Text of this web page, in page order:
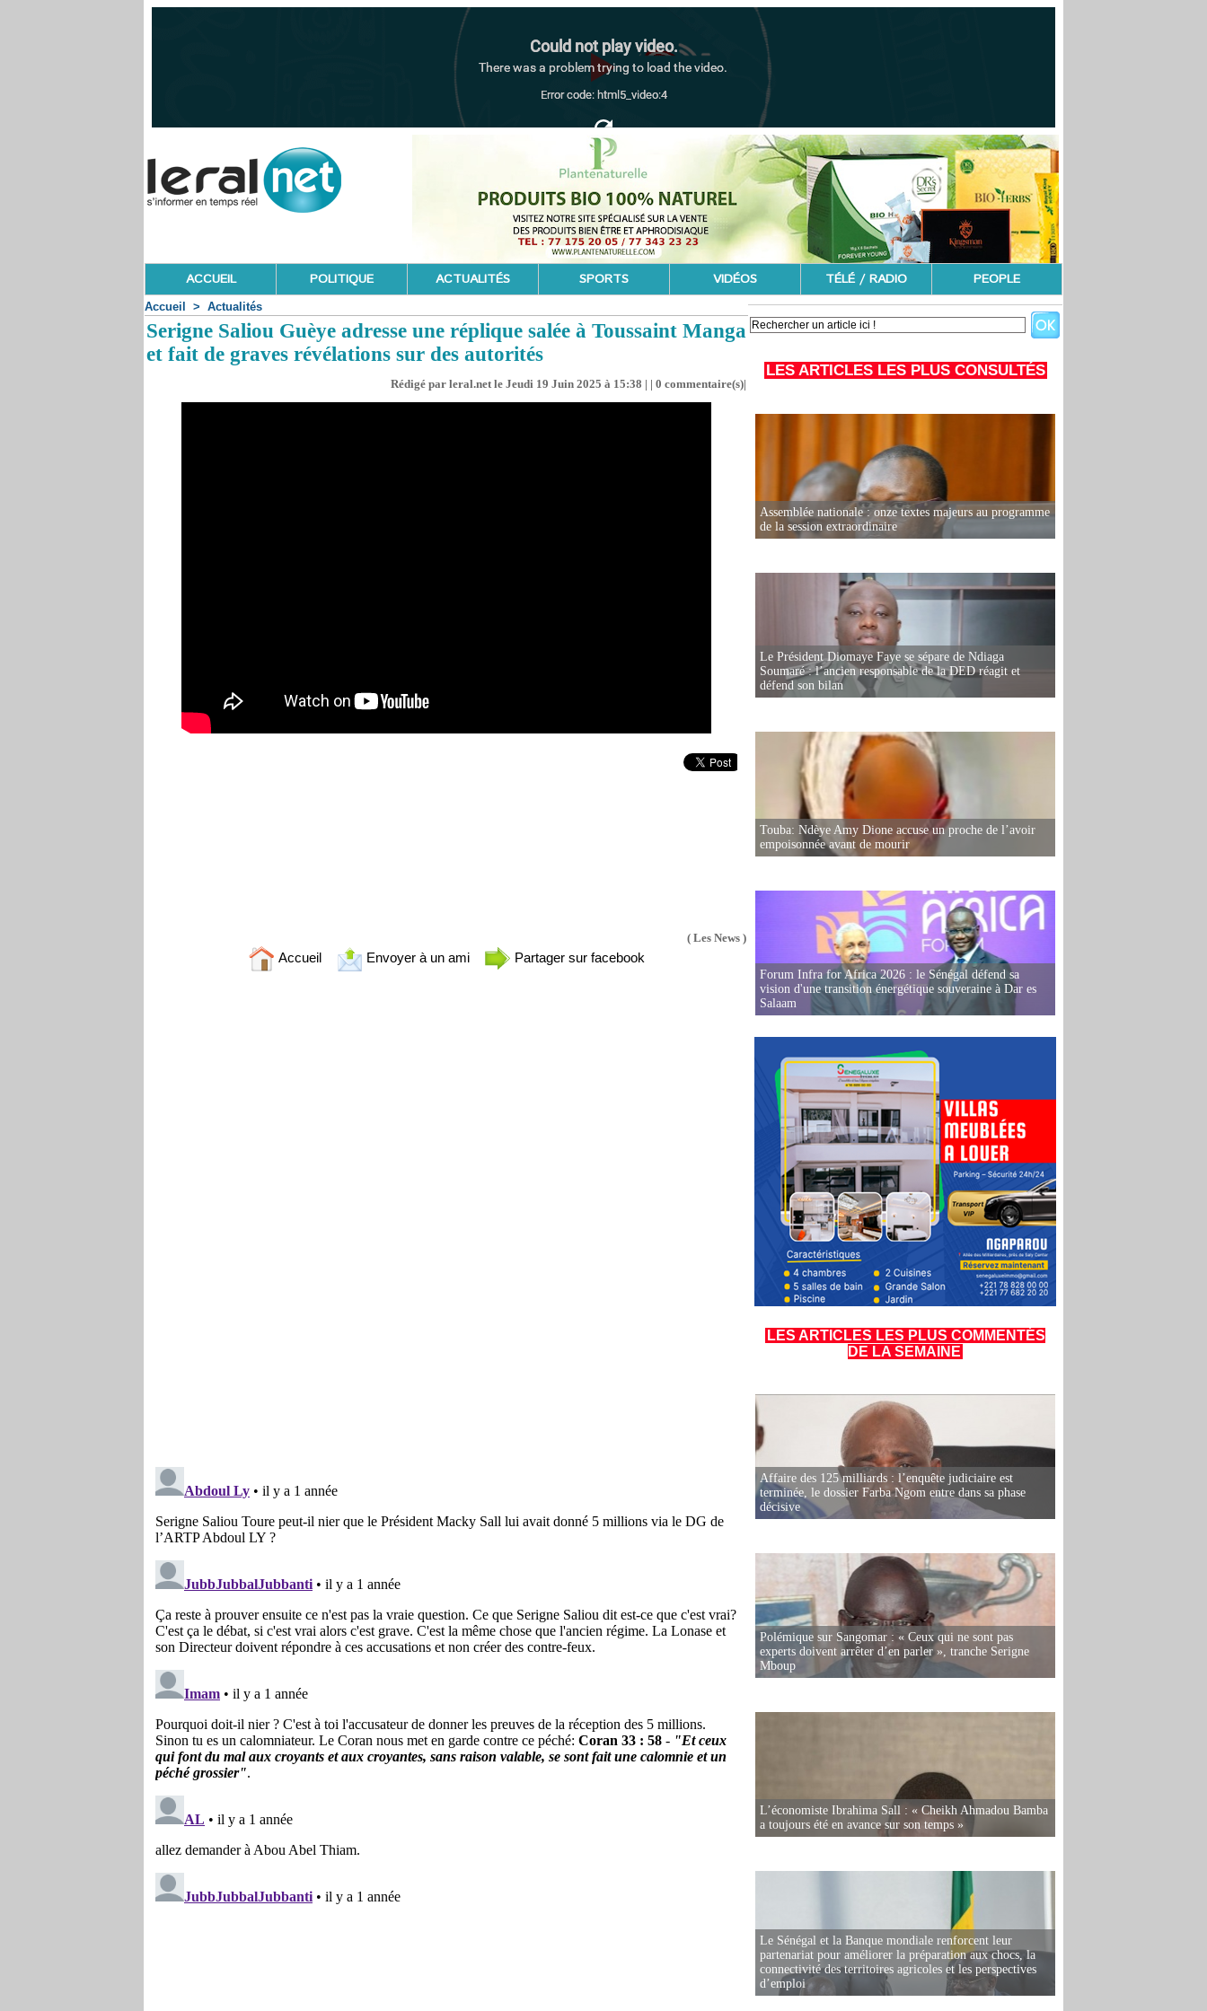
ACCUEIL POLITIQUE ACTUALITÉS SPORTS VIDÉOS TÉLÉ / RADIO PEOPLE
Accueil > Actualités
Serigne Saliou Guèye adresse une réplique salée à Toussaint Manga
et fait de graves révélations sur des autorités
Rédigé par leral.net le Jeudi 19 Juin 2025 à 15:38 | | 0 commentaire(s)|
( Les News )
Accueil Envoyer à un ami Partager sur facebook
LES ARTICLES LES PLUS CONSULTÉS
Assemblée nationale : onze textes majeurs au programme
de la session extraordinaire
Le Président Diomaye Faye se sépare de Ndiaga
Soumaré : l’ancien responsable de la DED réagit et
défend son bilan
Touba: Ndèye Amy Dione accuse un proche de l’avoir
empoisonnée avant de mourir
Forum Infra for Africa 2026 : le Sénégal défend sa
vision d'une transition énergétique souveraine à Dar es
Salaam
LES ARTICLES LES PLUS COMMENTÉS
DE LA SEMAINE
Affaire des 125 milliards : l’enquête judiciaire est
terminée, le dossier Farba Ngom entre dans sa phase
décisive
Polémique sur Sangomar : « Ceux qui ne sont pas
experts doivent arrêter d’en parler », tranche Serigne
Mboup
L’économiste Ibrahima Sall : « Cheikh Ahmadou Bamba
a toujours été en avance sur son temps »
Le Sénégal et la Banque mondiale renforcent leur
partenariat pour améliorer la préparation aux chocs, la
connectivité des territoires agricoles et les perspectives
d’emploi